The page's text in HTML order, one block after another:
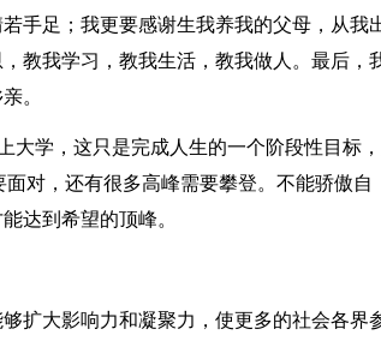
手足；我更要感谢生我养我的父母，从我
教我学习，教我生活，教我做人。最后，
。
大学，这只是完成人生的一个阶段性目标
对，还有很多高峰需要攀登。不能骄傲自
达到希望的顶峰。
扩大影响力和凝聚力，使更多的社会各界